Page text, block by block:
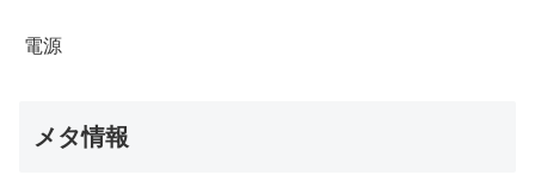
電源
メタ情報